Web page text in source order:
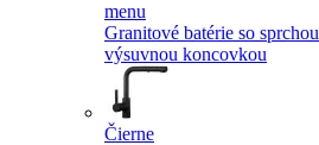
menu
Granitové batérie so sprchou
výsuvnou koncovkou
Čierne